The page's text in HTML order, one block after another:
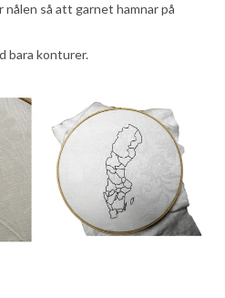
så att garnet hamnar på
bara konturer.